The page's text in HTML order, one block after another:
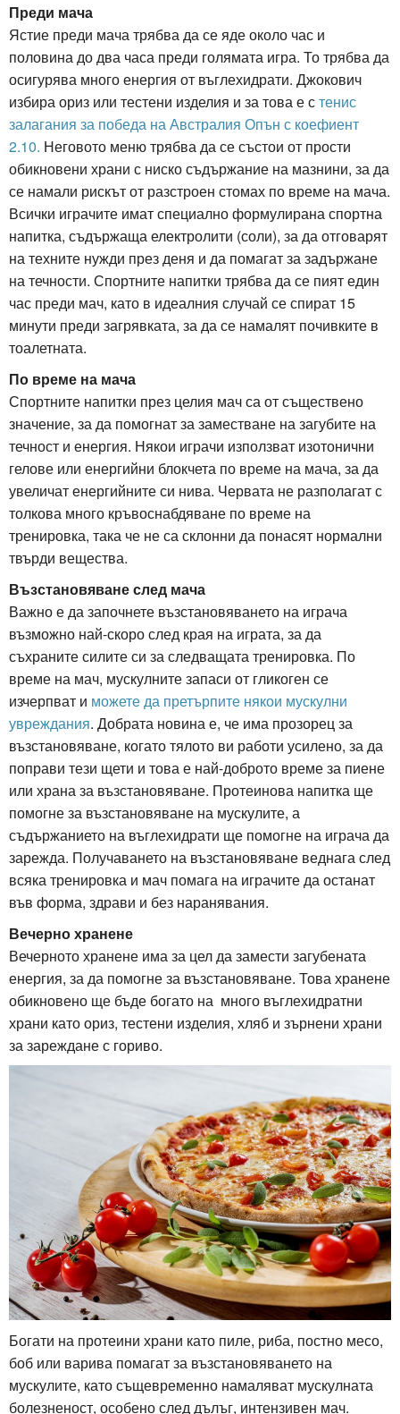
Преди мача
Ястие преди мача трябва да се яде около час и
половина до два часа преди голямата игра. То трябва да
осигурява много енергия от въглехидрати. Джокович
избира ориз или тестени изделия и за това е стенис
залагания за победа на Австралия Опън с коефиент
2.10. Неговото меню трябва да се състои от прости
обикновени храни с ниско съдържание на мазнини, за да
се намали рискът от разстроен стомах по време на мача.
Всички играчите имат специално формулирана спортна
напитка, съдържаща електролити (соли), за да отговарят
на техните нужди през деня и да помагат за задържане
на течности. Спортните напитки трябва да се пият един
час преди мач, като в идеалния случай се спират 15
минути преди загрявката, за да се намалят почивките в
тоалетната.
По време на мача
Спортните напитки през целия мач са от съществено
значение, за да помогнат за заместване на загубите на
течност и енергия. Някои играчи използват изотонични
гелове или енергийни блокчета по време на мача, за да
увеличат енергийните си нива. Червата не разполагат с
толкова много кръвоснабдяване по време на
тренировка, така че не са склонни да понасят нормални
твърди вещества.
Възстановяване след мача
Важно е да започнете възстановяването на играча
възможно най-скоро след края на играта, за да
съхраните силите си за следващата тренировка. По
време на мач, мускулните запаси от гликоген се
изчерпват и можете да претърпите някои мускулни
увреждания. Добрата новина е, че има прозорец за
възстановяване, когато тялото ви работи усилено, за да
поправи тези щети и това е най-доброто време за пиене
или храна за възстановяване. Протеинова напитка ще
помогне за възстановяване на мускулите, а
съдържанието на въглехидрати ще помогне на играча да
зарежда. Получаването на възстановяване веднага след
всяка тренировка и мач помага на играчите да останат
във форма, здрави и без наранявания.
Вечерно хранене
Вечерното хранене има за цел да замести загубената
енергия, за да помогне за възстановяване. Това хранене
обикновено ще бъде богато на много въглехидратни
храни като ориз, тестени изделия, хляб и зърнени храни
за зареждане с гориво.
Богати на протеини храни като пиле, риба, постно месо,
боб или варива помагат за възстановяването на
мускулите, като същевременно намаляват мускулната
болезненост, особено след дълъг, интензивен мач.